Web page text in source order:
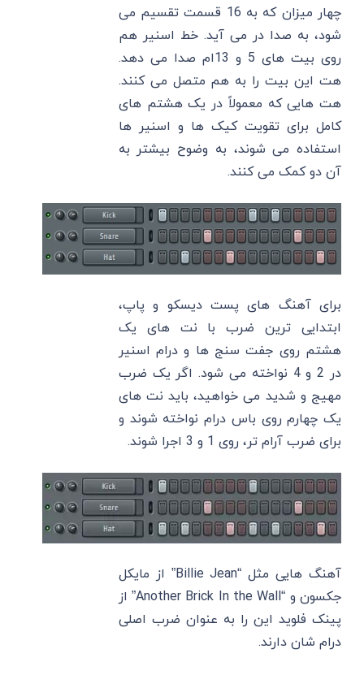
چهار میزان که به 16 قسمت تقسیم می
شود، به صدا در می آید. خط اسنیر هم
روی بیت های 5 و 13ام صدا می دهد.
هت این بیت را به هم متصل می کنند.
هت هایی که معمولاً در یک هشتم های
کامل برای تقویت کیک ها و اسنیر ها
استفاده می شوند، به وضوح بیشتر به
آن دو کمک می کنند.
برای آهنگ های پست دیسکو و پاپ،
ابتدایی ترین ضرب با نت های یک
هشتم روی جفت سنج ها و درام اسنیر
در 2 و 4 نواخته می شود. اگر یک ضرب
مهیج و شدید می خواهید، باید نت های
یک چهارم روی باس درام نواخته شوند و
برای ضرب آرام تر، روی 1 و 3 اجرا شوند.
آهنگ هایی مثل “Billie Jean” از مایکل
جکسون و “Another Brick In the Wall” از
پینک فلوید این را به عنوان ضرب اصلی
درام شان دارند.